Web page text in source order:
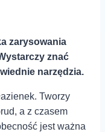
zarysowania⁣
znać
⁣narzędzia.
Tworzy⁤
a z czasem⁣
jest ważna​